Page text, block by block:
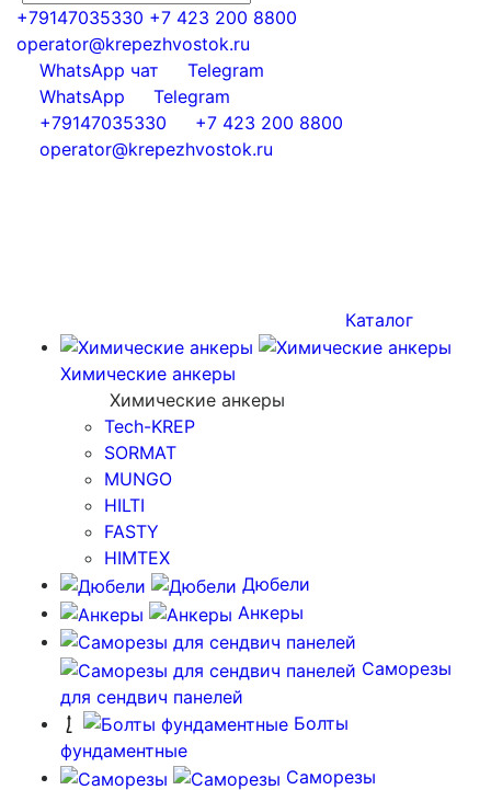
+79147035330 +7 423 200 8800
operator@krepezhvostok.ru
WhatsApp чат
Telegram
WhatsApp
Telegram
+79147035330
+7 423 200 8800
operator@krepezhvostok.ru
Каталог
Химические анкеры
Химические анкеры
Tech-KREP
SORMAT
MUNGO
HILTI
FASTY
HIMTEX
Дюбели
Анкеры
Саморезы
для сендвич панелей
Болты
фундаментные
Саморезы